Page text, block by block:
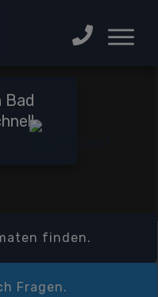
Bad
finden.
Fragen.